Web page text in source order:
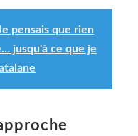
pensais que rien
jusqu'à ce que je